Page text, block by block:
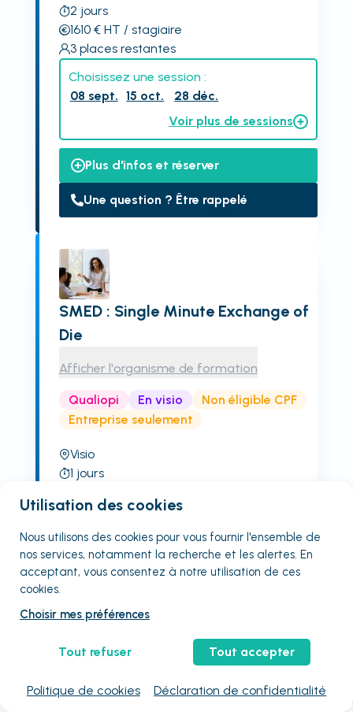
2 jours
1610€ HT / stagiaire
3 places restantes
Choisissez une session :
08 sept. 15 oct.
28 déc.
Voir plus de sessions
Plus d'infos et réserver
Une question ? Être rappelé
SMED : Single Minute Exchange of
Die
Afficher l'organisme de formation
Qualiopi En visio
Non éligible CPF
Entreprise seulement
Visio
1 jours
3 places restantes
Choisissez une session :
08 sept. 08 oct. 06 nov. 08 déc.
Une question ? Être rappelé
Utilisation des cookies
Nous utilisons des cookies pour vous fournir l'ensemble de
nos services, notamment la recherche et les alertes. En
acceptant, vous consentez à notre utilisation de ces
cookies.
Choisir mes préférences
Tout refuser Tout accepter
Politique de cookies Déclaration de confidentialité